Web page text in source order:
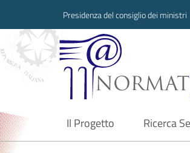
Presidenza del consiglio dei ministri
Il Progetto
current Ricerca